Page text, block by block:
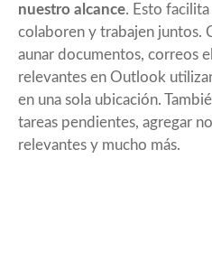
nuestro alcance. Esto
colaboren y trabajen juntos.
aunar documentos, correos
relevantes en Outlook
en una sola ubicación.
tareas pendientes, agregar
relevantes y mucho más.